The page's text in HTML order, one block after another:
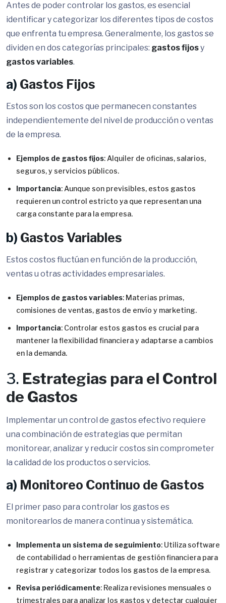
Antes de poder controlar los gastos, es esencial
identificar y categorizar los diferentes tipos de costos
que enfrenta tu empresa. Generalmente, los gastos se
dividen en dos categorías principales: gastos fijosy
gastos variables.
a) Gastos Fijos
Estos son los costos que permanecen constantes
independientemente del nivel de producción o ventas
de la empresa.
Ejemplos de gastos fijos: Alquiler de oficinas, salarios,
seguros, y servicios públicos.
Importancia: Aunque son previsibles, estos gastos
requieren un control estricto ya que representan una
carga constante para la empresa.
b) Gastos Variables
Estos costos fluctúan en función de la producción,
ventas u otras actividades empresariales.
Ejemplos de gastos variables: Materias primas,
comisiones de ventas, gastos de envío y marketing.
Importancia: Controlar estos gastos es crucial para
mantener la flexibilidad financiera y adaptarse a cambios
en la demanda.
3. Estrategias para el Control
de Gastos
Implementar un control de gastos efectivo requiere
una combinación de estrategias que permitan
monitorear, analizar y reducir costos sin comprometer
la calidad de los productos o servicios.
a) Monitoreo Continuo de Gastos
El primer paso para controlar los gastos es
monitorearlos de manera continua y sistemática.
Implementa un sistema de seguimiento: Utiliza software
de contabilidad o herramientas de gestión financiera para
registrar y categorizar todos los gastos de la empresa.
Revisa periódicamente: Realiza revisiones mensuales o
trimestrales para analizar los gastos y detectar cualquier